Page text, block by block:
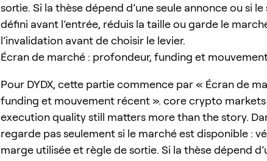
sortie. Si la thèse dépend d’une seule annonce ou si
défini avant l’entrée, réduis la taille ou garde le
l’invalidation avant de choisir le levier.
Écran de marché : profondeur, funding et
Pour DYDX, cette partie commence par « Écran de
funding et mouvement récent ». core crypto
execution quality still matters more than the story.
regarde pas seulement si le marché est disponible :
marge utilisée et règle de sortie. Si la thèse dépend